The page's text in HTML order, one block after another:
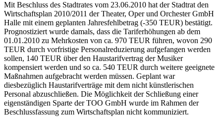
Mit Beschluss des Stadtrates vom 23.06.2010 hat der Stadtrat den
Wirtschaftsplan 2010/2011 der Theater, Oper und Orchester GmbH
Halle mit einem geplanten Jahresfehlbetrag (-350 TEUR) bestätigt.
Prognostiziert wurde damals, dass die Tariferhöhungen ab dem
01.01.2010 zu Mehrkosten von ca. 970 TEUR führen, wovon 290
TEUR durch vorfristige Personalreduzierung aufgefangen werden
sollen, 140 TEUR über den Haustarifvertrag der Musiker
kompensiert werden und so ca. 540 TEUR durch weitere geeignete
Maßnahmen aufgebracht werden müssen. Geplant war
diesbezüglich Haustarifverträge mit dem nicht künstlerischen
Personal abzuschließen. Die Möglichkeit der Schließung einer
eigenständigen Sparte der TOO GmbH wurde im Rahmen der
Beschlussfassung zum Wirtschaftsplan nicht kommuniziert.